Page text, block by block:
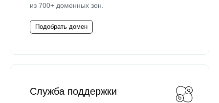
из 700+ доменных зон.
Подобрать домен
Служба поддержки